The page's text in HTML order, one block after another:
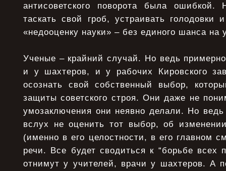
антисоветского поворота была ошибкой.
таскать свой гроб, устраивать голодовки
«недооценку науки» – без единого шанса на
Ученые – крайний случай. Но ведь
и у шахтеров, и у рабочих Кировского
осознать свой собственный выбор,
защиты советского строя. Они даже не
умозаключения они неявно делали. Но
вслух не оценить тот выбор, об
(именно в его целостности, в его главном
речи. Все будет сводиться к “борьбе всех
отнимут у учителей, врачи у шахтеров. А